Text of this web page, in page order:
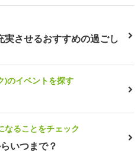
させるおすすめの過ごし
)のイベントを探す
なることをチェック
いつまで？